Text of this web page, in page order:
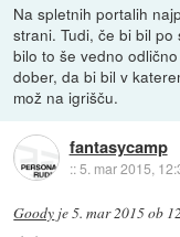
Na spletnih portalih
strani. Tudi, če bi bil
bilo to še vedno
dober, da bi bil v
mož na igrišču.
fantasycamp
::5. mar 2015,
Goody je5. mar 2015 ob